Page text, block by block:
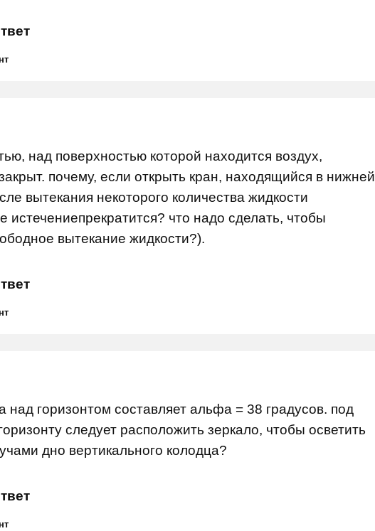
над поверхностью которой находится воздух,
почему, если открыть кран, находящийся в нижней
вытекания некоторого количества жидкости
истечениепрекратится? что надо сделать, чтобы
вытекание жидкости?).
над горизонтом составляет альфа = 38 градусов. под
следует расположить зеркало, чтобы осветить
дно вертикального колодца?